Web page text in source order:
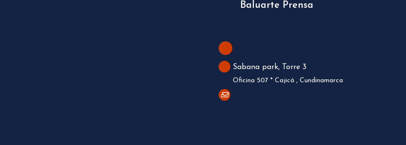
Baluarte Prensa
Sabana park, Torre 3
Oficina 507 * Cajicá , Cundinamarca